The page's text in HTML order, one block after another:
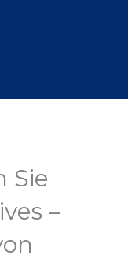
Sie
–